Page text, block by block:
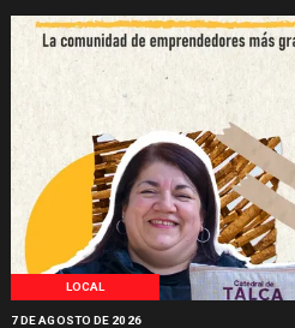
LOCAL
7 DE AGOSTO DE 2026